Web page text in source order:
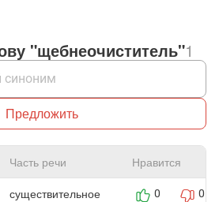
"щебнеочиститель"1
Предложить
Часть речи Нравится
существительное 0 0